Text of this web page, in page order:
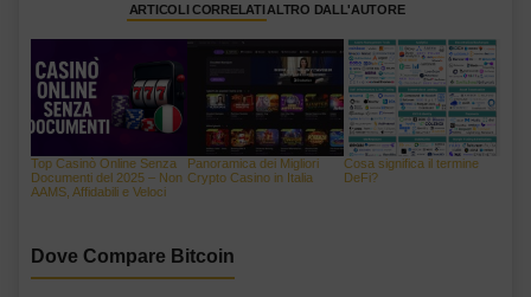
ARTICOLI CORRELATI ALTRO DALL'AUTORE
Top Casinò Online Senza
Documenti del 2025 – Non
AAMS, Affidabili e Veloci
Panoramica dei Migliori
Crypto Casino in Italia
Cosa significa il termine
DeFi?
Dove Compare Bitcoin